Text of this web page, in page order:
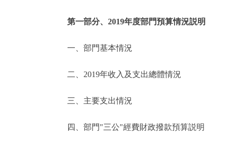
第一部分、2019年度部門預算情況説明
一、部門基本情況
二、2019年收入及支出總體情況
三、主要支出情況
四、部門"三公"經費財政撥款預算説明